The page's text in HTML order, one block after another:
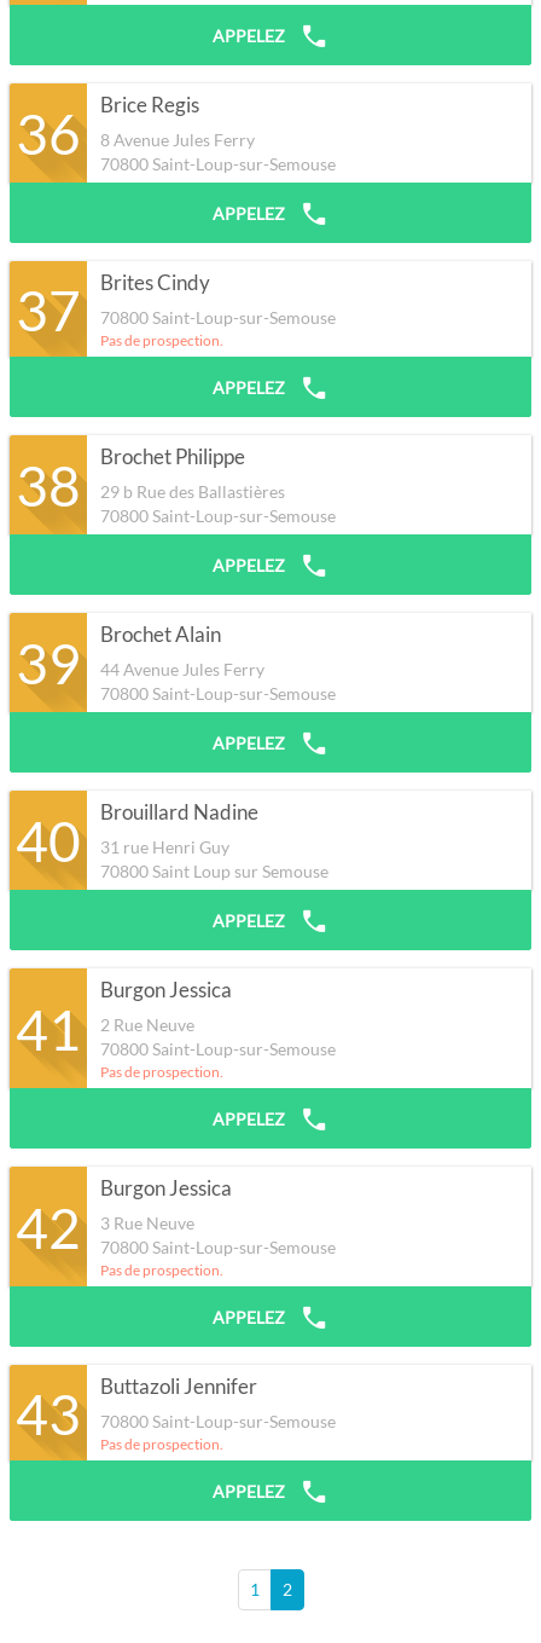
APPELEZ
36 Brice Regis
8 Avenue Jules Ferry
70800Saint-Loup-sur-Semouse
APPELEZ
37 Brites Cindy
70800Saint-Loup-sur-Semouse
Pas de prospection.
APPELEZ
38 Brochet Philippe
29 b Rue des Ballastières
70800Saint-Loup-sur-Semouse
APPELEZ
39 Brochet Alain
44 Avenue Jules Ferry
70800Saint-Loup-sur-Semouse
APPELEZ
40 Brouillard Nadine
31 rue Henri Guy
70800Saint Loup sur Semouse
APPELEZ
41
Burgon Jessica
2 Rue Neuve
70800Saint-Loup-sur-Semouse
Pas de prospection.
APPELEZ
42
Burgon Jessica
3 Rue Neuve
70800Saint-Loup-sur-Semouse
Pas de prospection.
APPELEZ
43 Buttazoli Jennifer
70800Saint-Loup-sur-Semouse
Pas de prospection.
APPELEZ
1 2